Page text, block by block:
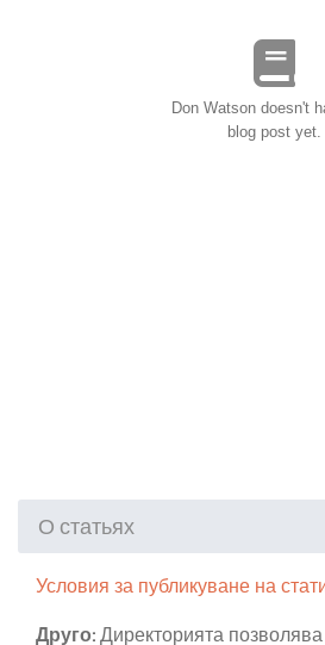
Don Watson doesn't
blog post yet.
О статьях
Условия за публикуване на
Друго: Директорията позволява